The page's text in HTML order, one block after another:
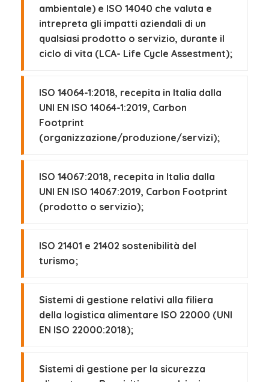
ambientale) e ISO 14040 che valuta e
intrepreta gli impatti aziendali di un
qualsiasi prodotto o servizio, durante il
ciclo di vita (LCA- Life Cycle Assestment);
ISO 14064-1:2018, recepita in Italia dalla
UNI EN ISO 14064-1:2019, Carbon
Footprint
(organizzazione/produzione/servizi);
ISO 14067:2018, recepita in Italia dalla
UNI EN ISO 14067:2019, Carbon Footprint
(prodotto o servizio);
ISO 21401 e 21402 sostenibilità del
turismo;
Sistemi di gestione relativi alla filiera
della logistica alimentare ISO 22000 (UNI
EN ISO 22000:2018);
Sistemi di gestione per la sicurezza